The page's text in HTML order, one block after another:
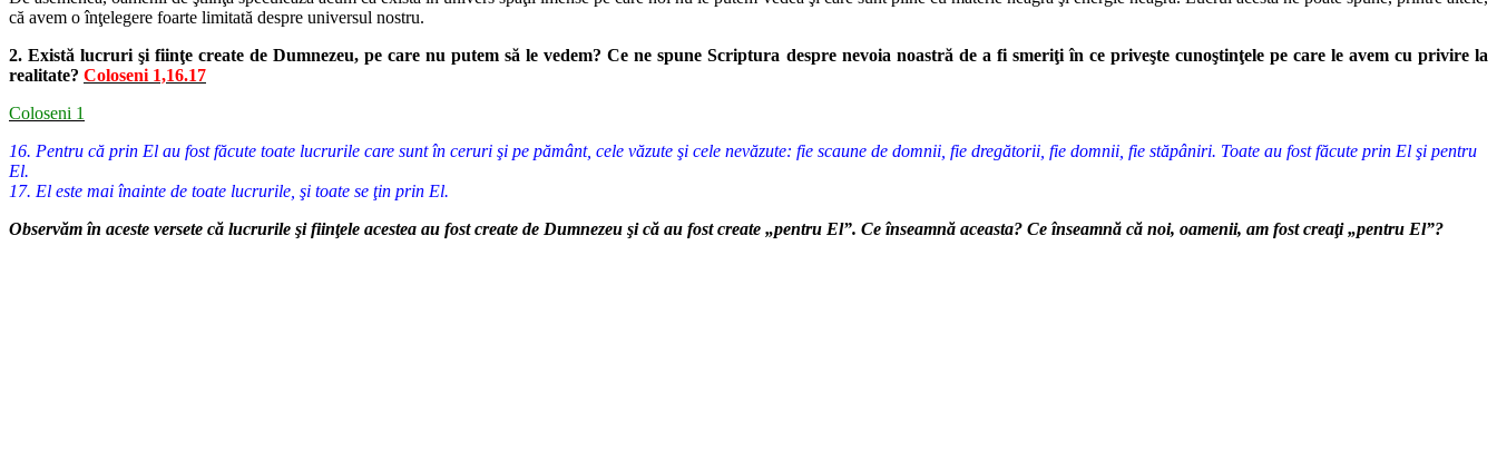
că avem o înţelegere foarte limitată despre universul nostru.
2. Există lucruri şi fiinţe create de Dumnezeu, pe care nu putem să le vedem? Ce ne spune Scriptura despre nevoia noastră de a fi smeriţi în ce priveşte cunoştinţele pe care le avem cu privire la
realitate? Coloseni 1,16.17
Coloseni 1
16. Pentru că prin El au fost făcute toate lucrurile care sunt în ceruri şi pe pământ, cele văzute şi cele nevăzute: fie scaune de domnii, fie dregătorii, fie domnii, fie stăpâniri. Toate au fost făcute prin El şi pentru
El.
17. El este mai înainte de toate lucrurile, şi toate se ţin prin El.
Observăm în aceste versete că lucrurile şi fiinţele acestea au fost create de Dumnezeu şi că au fost create „pentru El”. Ce înseamnă aceasta? Ce înseamnă că noi, oamenii, am fost creaţi „pentru El”?